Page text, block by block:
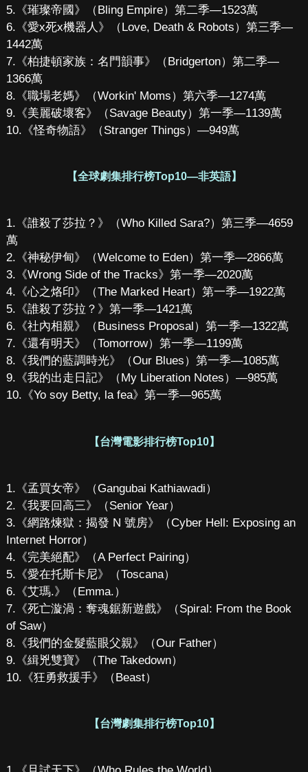
5.《璀璨帝國》（Bling Empire）第二季—1523萬
6.《愛x死x機器人》（Love, Death & Robots）第三季—
1442萬
7.《柏捷頓家族：名門韻事》（Bridgerton）第二季—
1366萬
8.《職場老媽》（Workin' Moms）第六季—1274萬
9.《美麗破壞客》（Savage Beauty）第一季—1139萬
10.《怪奇物語》（Stranger Things）—949萬
【全球劇集排行榜Top10—非英語】
1.《誰殺了莎拉？》（Who Killed Sara?）第三季—4659
萬
2.《神秘伊甸》（Welcome to Eden）第一季—2866萬
3.《Wrong Side of the Tracks》第一季—2020萬
4.《心之烙印》（The Marked Heart）第一季—1922萬
5.《誰殺了莎拉？》第一季—1421萬
6.《社內相親》（Business Proposal）第一季—1322萬
7.《還有明天》（Tomorrow）第一季—1199萬
8.《我們的藍調時光》（Our Blues）第一季—1085萬
9.《我的出走日記》（My Liberation Notes）—985萬
10.《Yo soy Betty, la fea》第一季—965萬
【台灣電影排行榜Top10】
1.《孟買女帝》（Gangubai Kathiawadi）
2.《我要回高三》（Senior Year）
3.《網路煉獄：揭發 N 號房》（Cyber Hell: Exposing an
Internet Horror）
4.《完美絕配》（A Perfect Pairing）
5.《愛在托斯卡尼》（Toscana）
6.《艾瑪.》（Emma.）
7.《死亡漩渦：奪魂鋸新遊戲》（Spiral: From the Book
of Saw）
8.《我們的金髮藍眼父親》（Our Father）
9.《緝兇雙寶》（The Takedown）
10.《狂勇救援手》（Beast）
【台灣劇集排行榜Top10】